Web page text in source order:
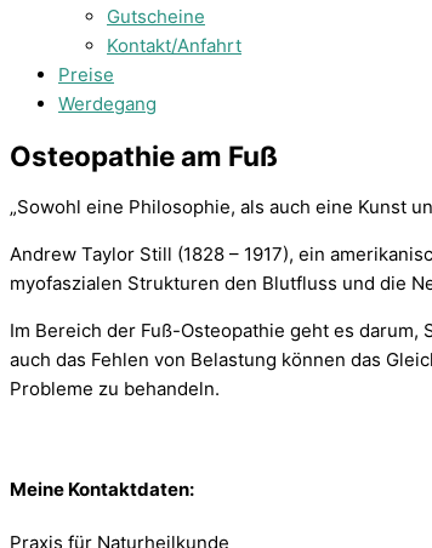
Gutscheine
Kontakt/Anfahrt
Preise
Werdegang
Osteopathie am Fuß
„Sowohl eine Philosophie, als auch eine Kunst
Andrew Taylor Still (1828 – 1917), ein
myofaszialen Strukturen den Blutfluss und die
Im Bereich der Fuß-Osteopathie geht es
auch das Fehlen von Belastung können das
Probleme zu behandeln.
Meine Kontaktdaten:
Praxis für Naturheilkunde